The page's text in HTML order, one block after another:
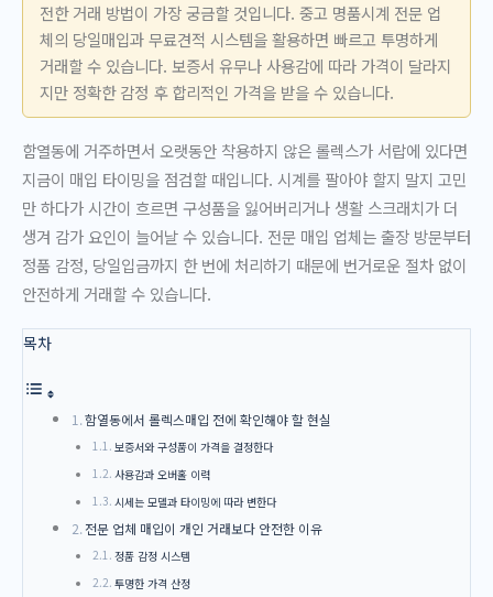
전한 거래 방법이 가장 궁금할 것입니다. 중고 명품시계 전문 업
체의 당일매입과 무료견적 시스템을 활용하면 빠르고 투명하게
거래할 수 있습니다. 보증서 유무나 사용감에 따라 가격이 달라지
지만 정확한 감정 후 합리적인 가격을 받을 수 있습니다.
함열동에 거주하면서 오랫동안 착용하지 않은 롤렉스가 서랍에 있다면
지금이 매입 타이밍을 점검할 때입니다. 시계를 팔아야 할지 말지 고민
만 하다가 시간이 흐르면 구성품을 잃어버리거나 생활 스크래치가 더
생겨 감가 요인이 늘어날 수 있습니다. 전문 매입 업체는 출장 방문부터
정품 감정, 당일입금까지 한 번에 처리하기 때문에 번거로운 절차 없이
안전하게 거래할 수 있습니다.
목차
함열동에서 롤렉스매입 전에 확인해야 할 현실
보증서와 구성품이 가격을 결정한다
사용감과 오버홀 이력
시세는 모델과 타이밍에 따라 변한다
전문 업체 매입이 개인 거래보다 안전한 이유
정품 감정 시스템
투명한 가격 산정